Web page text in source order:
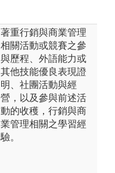
著重行銷與商業管理
相關活動或競賽之參
與歷程、外語能力或
其他技能優良表現證
明、社團活動與經
營，以及參與前述活
動的收穫，行銷與商
業管理相關之學習經
驗。